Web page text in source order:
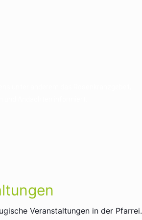
Veranstaltungen in der Pfarrei.